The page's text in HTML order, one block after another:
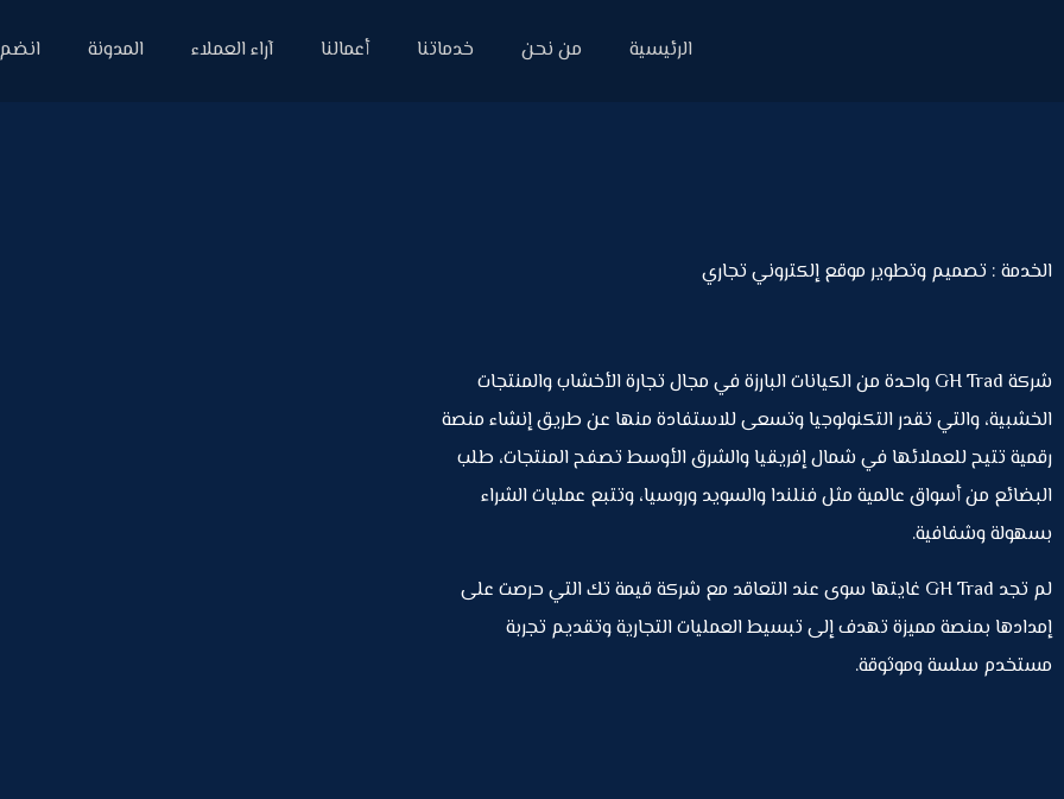
الرئيسية من نحن خدماتنا أعمالنا آراء العملاء المدونة انضم
الخدمة : تصميم وتطوير موقع إلكتروني تجاري
شركة GH Trad واحدة من الكيانات البارزة في مجال تجارة الأخشاب والمنتجات
الخشبية، والتي تقدر التكنولوجيا وتسعى للاستفادة منها عن طريق إنشاء منصة
رقمية تتيح للعملائها في شمال إفريقيا والشرق الأوسط تصفح المنتجات، طلب
البضائع من أسواق عالمية مثل فنلندا والسويد وروسيا، وتتبع عمليات الشراء
بسهولة وشفافية.
لم تجد GH Trad غايتها سوى عند التعاقد مع شركة قيمة تك التي حرصت على
إمدادها بمنصة مميزة تهدف إلى تبسيط العمليات التجارية وتقديم تجربة
مستخدم سلسة وموثوقة.